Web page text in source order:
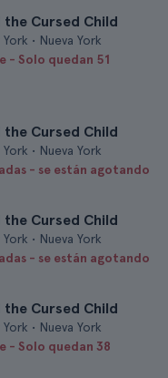
Cursed Child
• Nueva York
- Solo quedan 51
Cursed Child
• Nueva York
- se están agotando
Cursed Child
• Nueva York
- se están agotando
Cursed Child
• Nueva York
- Solo quedan 38